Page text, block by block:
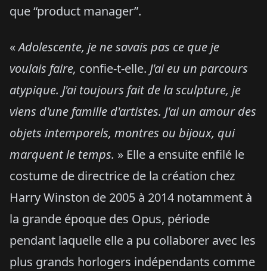
que “product manager”.
«Adolescente, je ne savais pas ce que je
voulais faire, confie-t-elle. J'ai eu un parcours
atypique. J'ai toujours fait de la sculpture, je
viens d'une famille d'artistes. J'ai un amour des
objets intemporels, montres ou bijoux, qui
marquent le temps. » Elle a ensuite enfilé le
costume de directrice de la création chez
Harry Winston de 2005 à 2014 notamment à
la grande époque des Opus, période
pendant laquelle elle a pu collaborer avec les
plus grands horlogers indépendants comme